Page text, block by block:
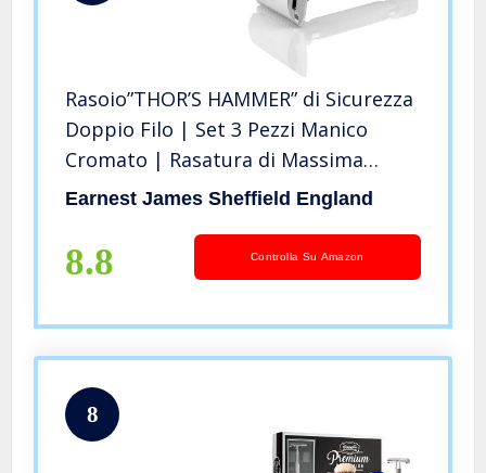
Rasoio”THOR’S HAMMER” di Sicurezza
Doppio Filo | Set 3 Pezzi Manico
Cromato | Rasatura di Massima
Qualità, Design Classico | Durevole e
Uomo e Donna | Lame Non Incluse
Earnest James Sheffield England
8.8 Controlla Su Amazon
8